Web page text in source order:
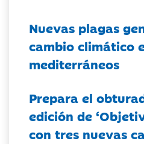
Nuevas plagas
cambio climático
mediterráneos
Prepara el
edición de
con tres nuevas